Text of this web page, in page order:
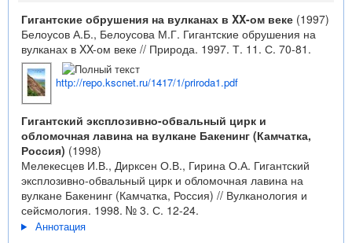
Гигантские обрушения на вулканах в XX-ом веке (1997)
Белоусов А.Б., Белоусова М.Г. Гигантские обрушения на
вулканах в XX-ом веке // Природа. 1997. Т. 11. С. 70-81.
http://repo.kscnet.ru/1417/1/priroda1.pdf
Гигантский эксплозивно-обвальный цирк и
обломочная лавина на вулкане Бакенинг (Камчатка,
Россия) (1998)
Мелекесцев И.В., Дирксен О.В., Гирина О.А. Гигантский
эксплозивно-обвальный цирк и обломочная лавина на
вулкане Бакенинг (Камчатка, Россия) // Вулканология и
сейсмология. 1998. № 3. С. 12-24.
Аннотация